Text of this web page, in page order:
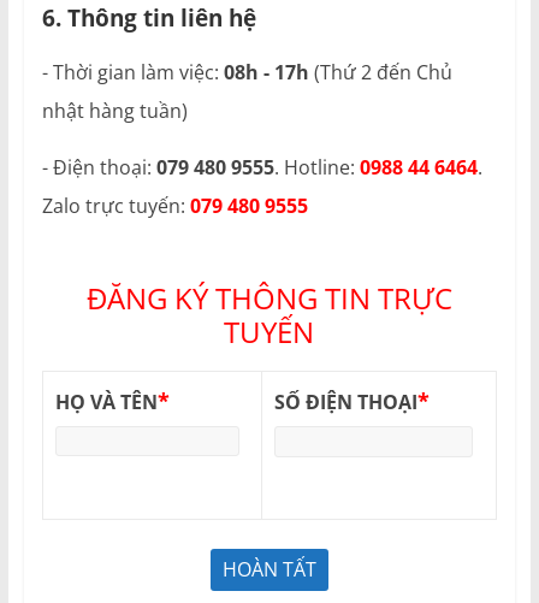
6. Thông tin liên hệ
- Thời gian làm việc: 08h - 17h (Thứ 2 đến Chủ
nhật hàng tuần)
- Điện thoại: 079 480 9555. Hotline: 0988 44 6464.
Zalo trực tuyến: 079 480 9555
ĐĂNG KÝ THÔNG TIN TRỰC
TUYẾN
HỌ VÀ TÊN* SỐ ĐIỆN THOẠI*